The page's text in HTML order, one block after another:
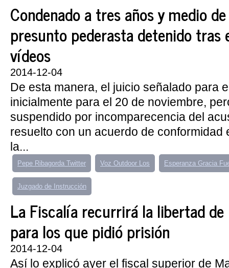
Condenado a tres años y medio
presunto pederasta detenido tras
vídeos
2014-12-04
De esta manera, el juicio señalado para
inicialmente para el 20 de noviembre,
suspendido por incomparecencia del
resuelto con un acuerdo de conformidad
la...
Pepe Ribagorda Twitter Voz Outdoor Los Esperanza Gracia
Juzgado de Instrucción
La Fiscalía recurrirá la libertad
para los que pidió prisión
2014-12-04
Así lo explicó ayer el fiscal superior de